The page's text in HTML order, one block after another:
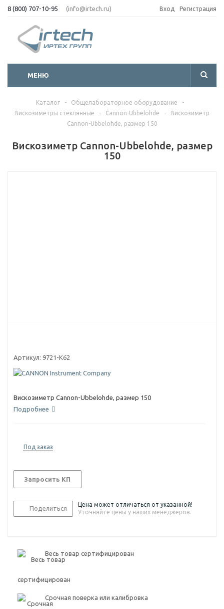
8 (800) 707-10-95 (info@irtech.ru) Вход Регистрация
МЕНЮ
Каталог - Общелабораторное оборудование
-
Вискозиметры стеклянные
- Cannon-Ubbelohde -
Вискозиметр
Cannon-Ubbelohde, размер 150
Вискозиметр Cannon-Ubbelohde, размер
150
Артикул: 9721-K62
Вискозиметр Cannon-Ubbelohde, размер 150
Подробнее
Под заказ
Запросить КП
Поделиться
Цена может отличаться от указанной!
Уточняйте цены у наших менеджеров.
Весь товар сертифицирован
Срочная поверка или калибровка